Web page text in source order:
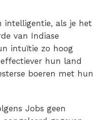
intelligentie, als je het
van Indiase
intuïtie zo hoog
hun land
boeren met hun
Jobs geen